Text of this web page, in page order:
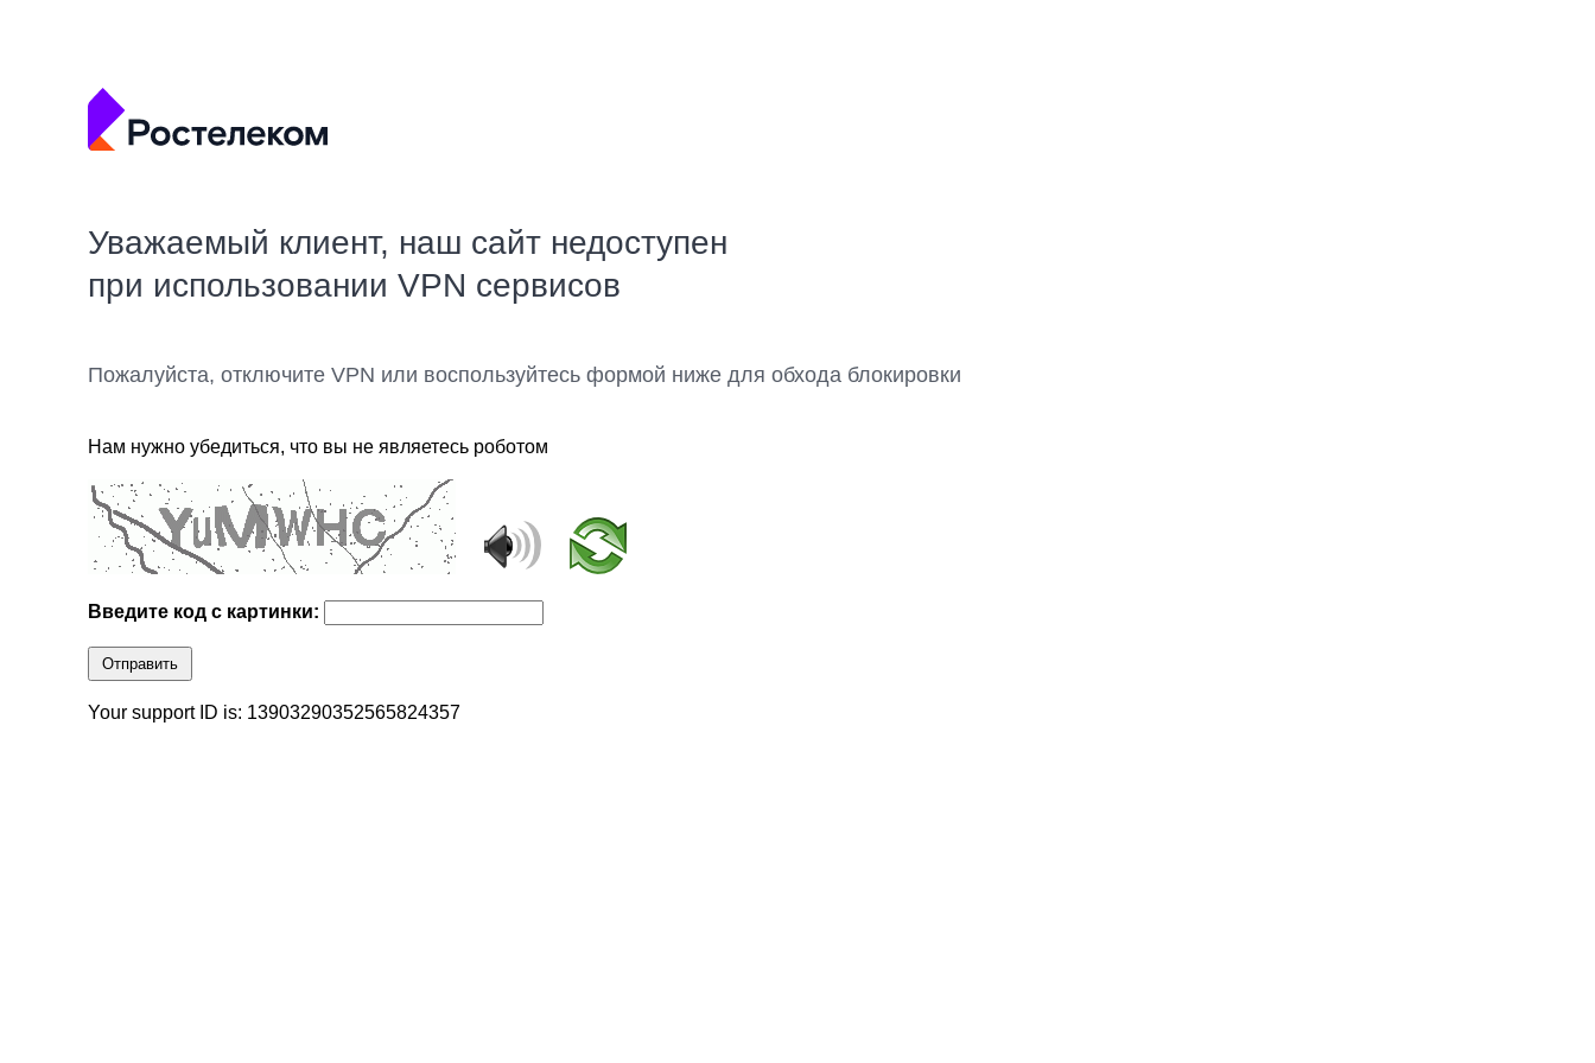
Уважаемый клиент, наш сайт недоступен
при использовании VPN сервисов
Пожалуйста, отключите VPN или воспользуйтесь формой ниже для обхода блокировки
Нам нужно убедиться, что вы не являетесь роботом
Введите код с картинки:
Отправить
Your support ID is: 13903290352565824357